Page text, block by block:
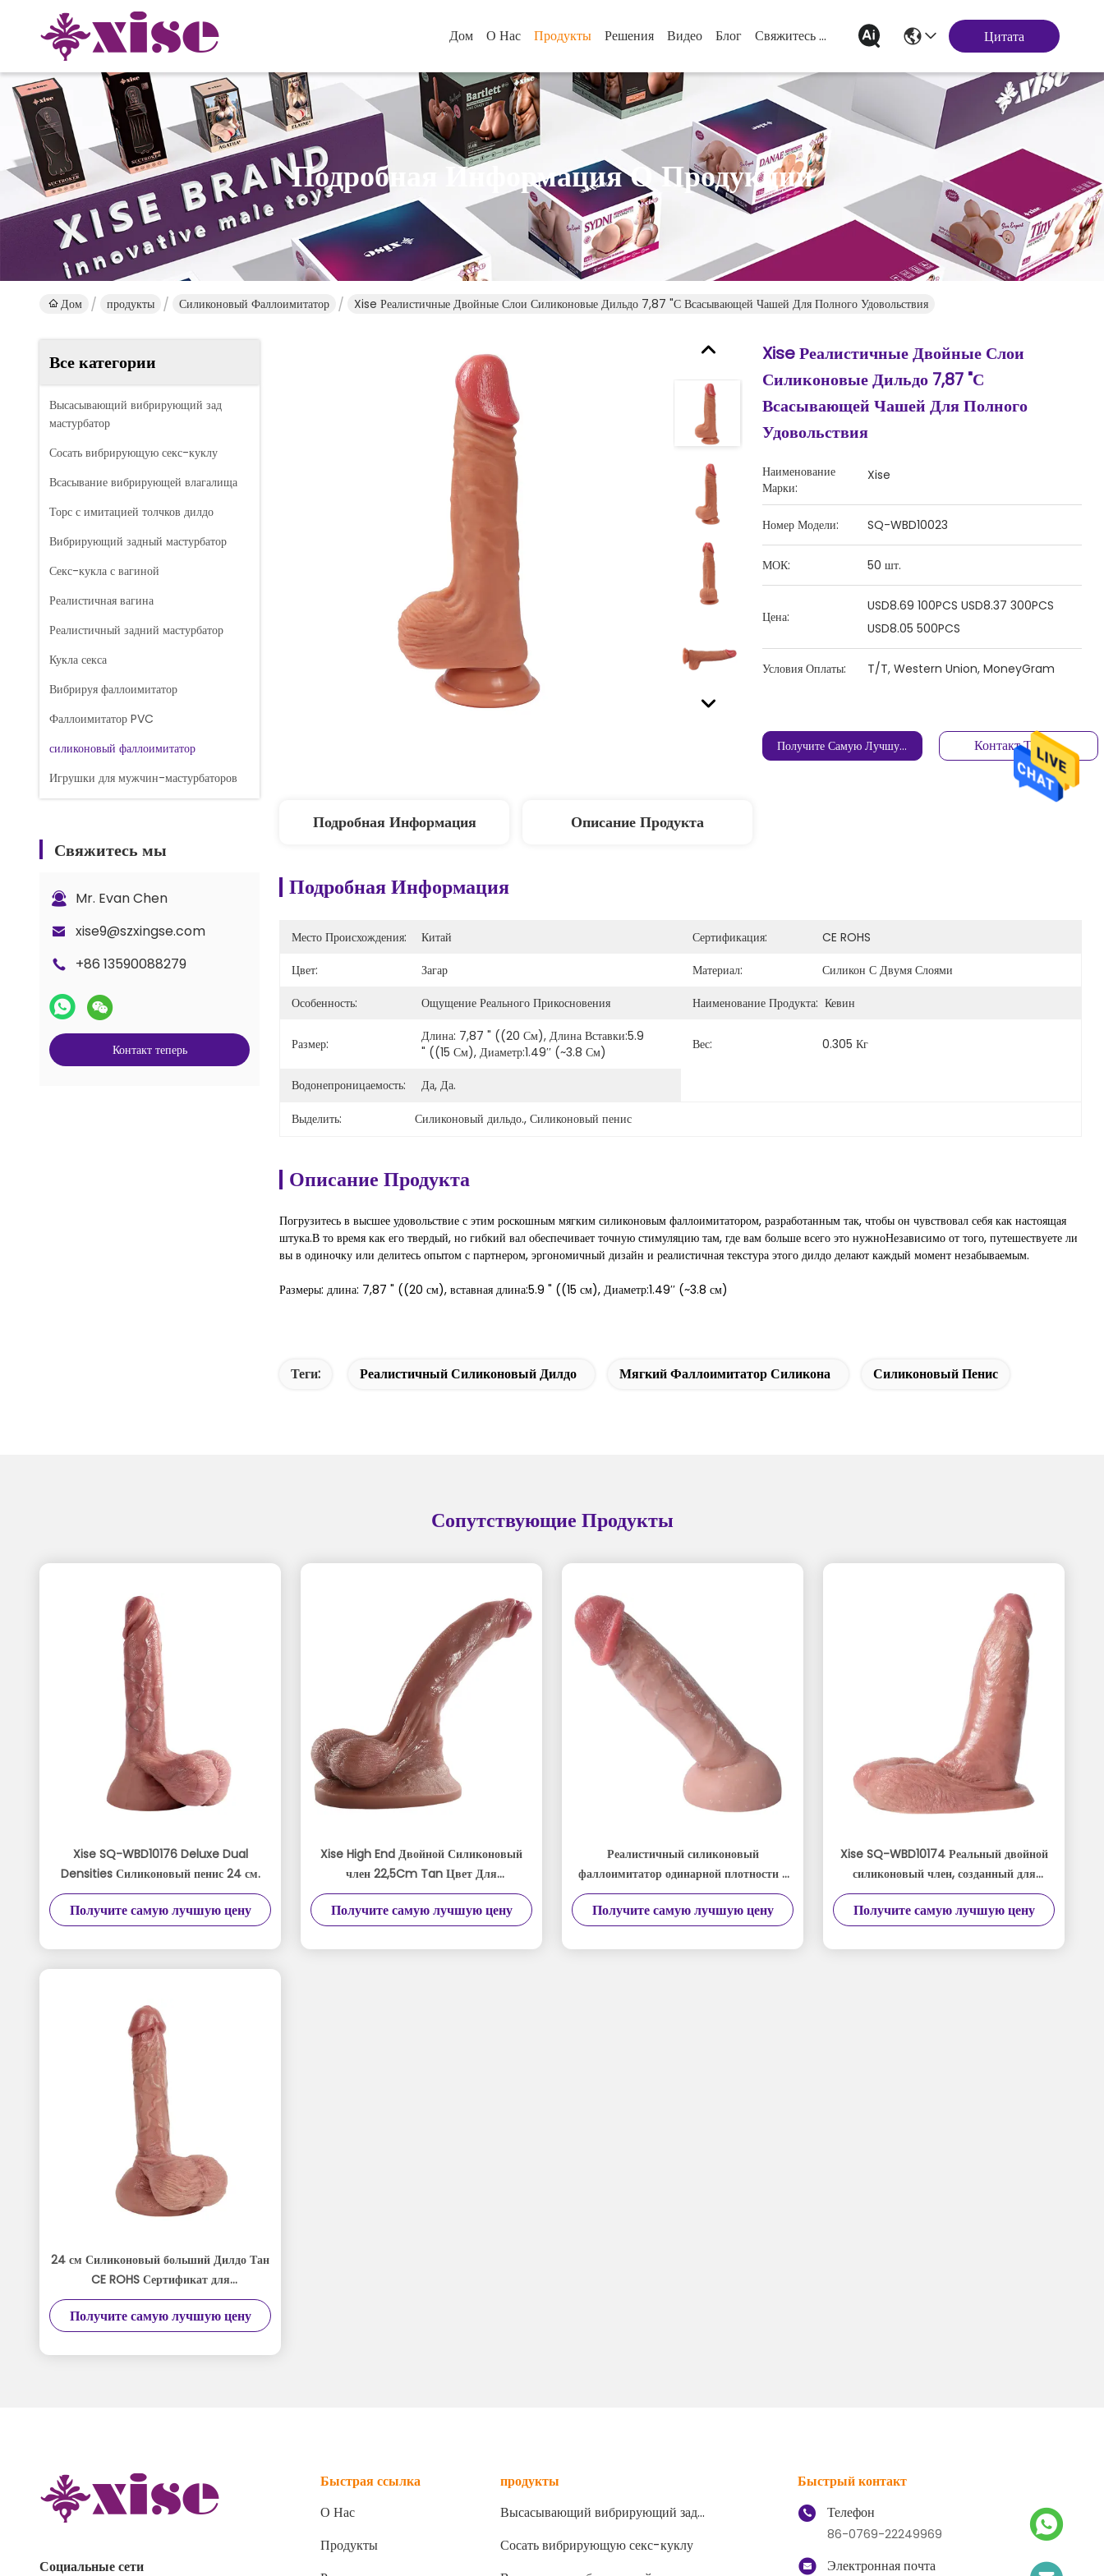
Дом О Нас Продукты Решения Видео Блог Свяжитесь Мы Цитата
Подробная Информация О Продукции
Дом продукты Силиконовый Фаллоимитатор Xise Реалистичные Двойные Слои Силиконовые Дильдо 7,87 "с Всасывающей Чашей Для Полного Удовольствия
Все категории
Высасывающий вибрирующий зад
мастурбатор
Сосать вибрирующую секс-куклу
Всасывание вибрирующей влагалища
Торс с имитацией толчков дилдо
Вибрирующий задный мастурбатор
Секс-кукла с вагиной
Реалистичная вагина
Реалистичный задний мастурбатор
Кукла секса
Вибрируя фаллоимитатор
Фаллоимитатор PVC
силиконовый фаллоимитатор
Игрушки для мужчин-мастурбаторов
Свяжитесь мы
Mr. Evan Chen
xise9@szxingse.com
+86 13590088279
Контакт теперь
Xise Реалистичные Двойные Слои
Силиконовые Дильдо 7,87 "с
Всасывающей Чашей Для Полного
Удовольствия
Наименование
Марки:
Xise
Номер Модели: SQ-WBD10023
МОК: 50 шт.
Цена:
USD8.69 100PCS USD8.37 300PCS
USD8.05 500PCS
Условия Оплаты: T/T, Western Union, MoneyGram
Получите Самую Лучшую Цену Контакт Теперь
Подробная Информация Описание Продукта
Подробная Информация
Место Происхождения: Китай Сертификация:
CE ROHS
Цвет:
Загар Материал:
Силикон С Двумя Слоями
Особенность:
Ощущение Реального Прикосновения Наименование Продукта: Кевин
Размер:
Длина: 7,87 " ((20 См), Длина Вставки:5.9
" ((15 См), Диаметр:1.49′′ (~3.8 См)
Вес: 0.305 Кг
Водонепроницаемость: Да, Да.
Выделить: Силиконовый дильдо., Силиконовый пенис
Описание Продукта
Погрузитесь в высшее удовольствие с этим роскошным мягким силиконовым фаллоимитатором, разработанным так, чтобы он чувствовал себя как настоящая
штука.В то время как его твердый, но гибкий вал обеспечивает точную стимуляцию там, где вам больше всего это нужноНезависимо от того, путешествуете ли
вы в одиночку или делитесь опытом с партнером, эргономичный дизайн и реалистичная текстура этого дилдо делают каждый момент незабываемым.
Размеры: длина: 7,87 " ((20 см), вставная длина:5.9 " ((15 см), Диаметр:1.49′′ (~3.8 см)
Теги: Реалистичный Силиконовый Дилдо Мягкий Фаллоимитатор Силикона Силиконовый Пенис
Сопутствующие Продукты
Xise SQ-WBD10176 Deluxe Dual
Densities Силиконовый пенис 24 см.
Получите самую лучшую цену
Xise High End Двойной Силиконовый
член 22,5Cm Tan Цвет Для
Максимального Удовольствия
Получите самую лучшую цену
Реалистичный силиконовый
фаллоимитатор одинарной плотности с
гладкой поверхностью для
максимального удовольствия
Получите самую лучшую цену
Xise SQ-WBD10174 Реальный двойной
силиконовый член, созданный для
максимального комфорта и страсти.
Получите самую лучшую цену
24 см Силиконовый больший Дилдо Тан
CE ROHS Сертификат для
максимального удовольствия
Получите самую лучшую цену
Социальные сети
Быстрая ссылка
О Нас
Продукты
продукты
Высасывающий вибрирующий зад
Сосать вибрирующую секс-куклу
Быстрый контакт
Телефон
86-0769-22249969
Электронная почта